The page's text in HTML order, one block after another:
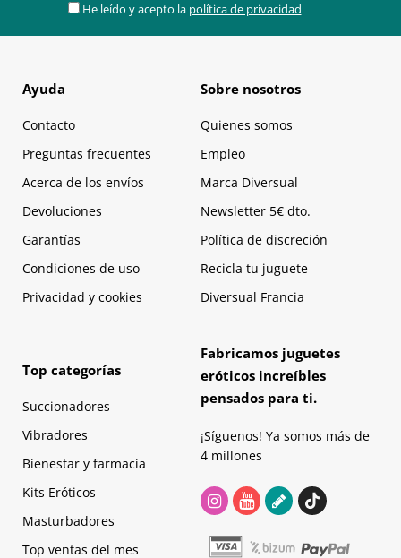
He leído y acepto la política de privacidad
Ayuda
Contacto
Preguntas frecuentes
Acerca de los envíos
Devoluciones
Garantías
Condiciones de uso
Privacidad y cookies
Sobre nosotros
Quienes somos
Empleo
Marca Diversual
Newsletter 5€ dto.
Política de discreción
Recicla tu juguete
Diversual Francia
Top categorías
Succionadores
Vibradores
Bienestar y farmacia
Kits Eróticos
Masturbadores
Top ventas del mes
Fabricamos juguetes
eróticos increíbles
pensados para ti.
¡Síguenos! Ya somos más de
4 millones